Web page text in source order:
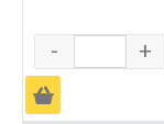
- +
Ä